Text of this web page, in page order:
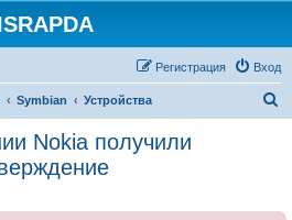
Вход
Регистрация
Symbian Устройства
Nokia получили